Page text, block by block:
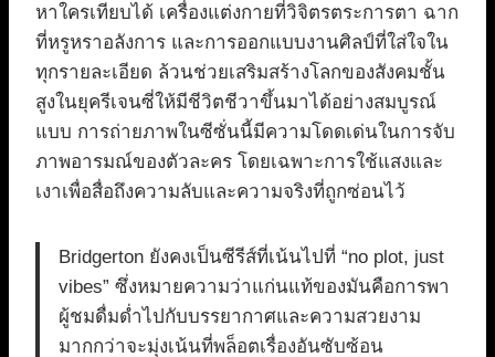
หาใครเทียบได้ เครื่องแต่งกายที่วิจิตรตระการตา ฉาก
ที่หรูหราอลังการ และการออกแบบงานศิลป์ที่ใส่ใจใน
ทุกรายละเอียด ล้วนช่วยเสริมสร้างโลกของสังคมชั้น
สูงในยุครีเจนซี่ให้มีชีวิตชีวาขึ้นมาได้อย่างสมบูรณ์
แบบ การถ่ายภาพในซีซั่นนี้มีความโดดเด่นในการจับ
ภาพอารมณ์ของตัวละคร โดยเฉพาะการใช้แสงและ
เงาเพื่อสื่อถึงความลับและความจริงที่ถูกซ่อนไว้
Bridgerton ยังคงเป็นซีรีส์ที่เน้นไปที่ “no plot, just
vibes” ซึ่งหมายความว่าแก่นแท้ของมันคือการพา
ผู้ชมดื่มด่ำไปกับบรรยากาศและความสวยงาม
มากกว่าจะมุ่งเน้นที่พล็อตเรื่องอันซับซ้อน